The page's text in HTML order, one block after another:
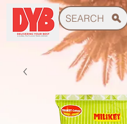
SEARCH